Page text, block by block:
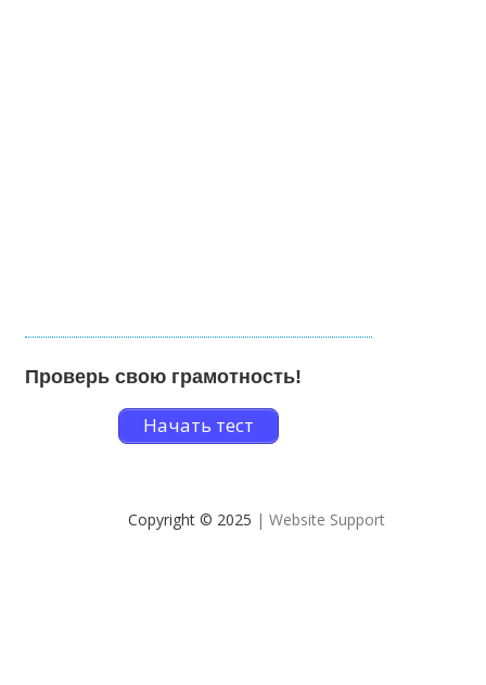
Проверь свою грамотность!
Начать тест
Copyright © 2025 | Website Support